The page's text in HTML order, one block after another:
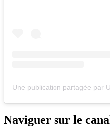
Naviguer sur le